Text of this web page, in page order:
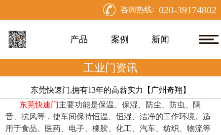
咨询热线: 020-39174802
产品 案例 新闻
工业门资讯
东莞快速门,拥有13年的高薪实力【广州奇翔】
东莞快速门主要功能是保温、保湿、防尘、防虫、隔
音、抗风等，使车间保持恒温、恒湿、洁净的工作环境。适
用于食品、医药、电子、橡胶、化工、汽车、纺织、物流等